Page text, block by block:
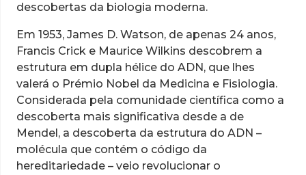
descobertas da biologia moderna.
Em 1953, James D. Watson, de apenas 24 anos,
Francis Crick e Maurice Wilkins descobrem a
estrutura em dupla hélice do ADN, que lhes
valerá o Prémio Nobel da Medicina e Fisiologia.
Considerada pela comunidade científica como a
descoberta mais significativa desde a de
Mendel, a descoberta da estrutura do ADN –
molécula que contém o código da
hereditariedade – veio revolucionar o